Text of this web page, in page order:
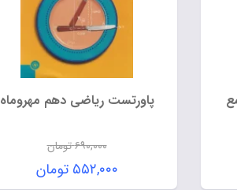
پاورتست ریاضی دهم مهروماه
۶۹۰,۰۰۰تومان
قیمت
اصلی:
۵۵۲,۰۰۰ تومان